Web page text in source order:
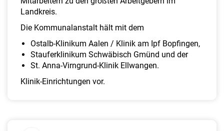
Landkreis.
Die Kommunalanstalt hält mit dem
Ostalb-Klinikum Aalen / Klinik am Ipf Bopfingen,
Stauferklinikum Schwäbisch Gmünd und der
St. Anna-Virngrund-Klinik Ellwangen.
Klinik-Einrichtungen vor.